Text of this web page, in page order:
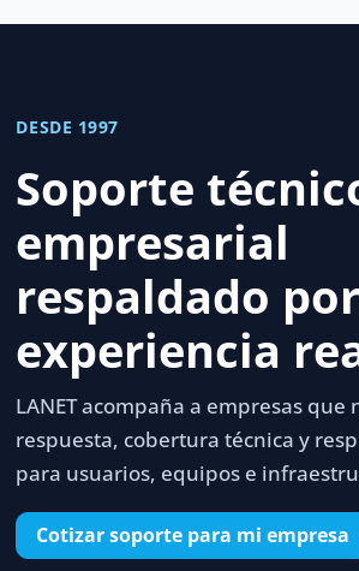
DESDE 1997
Soporte
empresarial
respaldado por
experiencia
LANET acompaña a empresas que
respuesta, cobertura técnica y
para usuarios, equipos e
Cotizar soporte para mi empresa